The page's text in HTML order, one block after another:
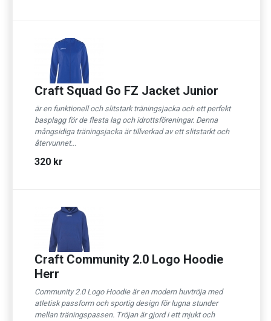
Craft Squad Go FZ Jacket Junior
är en funktionell och slitstark träningsjacka och ett perfekt
basplagg för de flesta lag och idrottsföreningar. Denna
mångsidiga träningsjacka är tillverkad av ett slitstarkt och
återvunnet...
320 kr
Craft Community 2.0 Logo Hoodie
Herr
Community 2.0 Logo Hoodie är en modern huvtröja med
atletisk passform och sportig design för lugna stunder
mellan träningspassen. Tröjan är gjord i ett mjukt och